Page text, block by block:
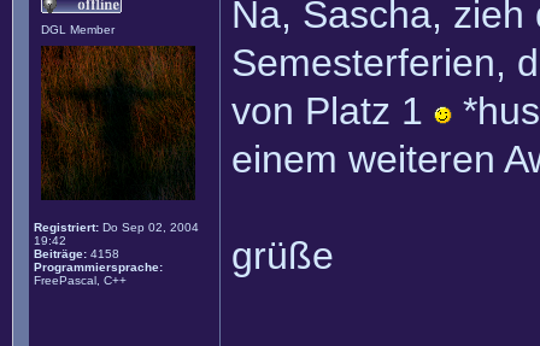
DGL Member
Registriert: Do Sep 02, 2004
19:42
Beiträge: 4158
Programmiersprache:
FreePascal, C++
Na, Sascha,
Semesterferien,
von Platz 1
einem weiteren
grüße